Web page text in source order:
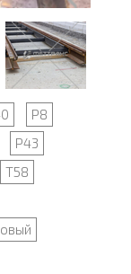
Р8
Р43
Т58